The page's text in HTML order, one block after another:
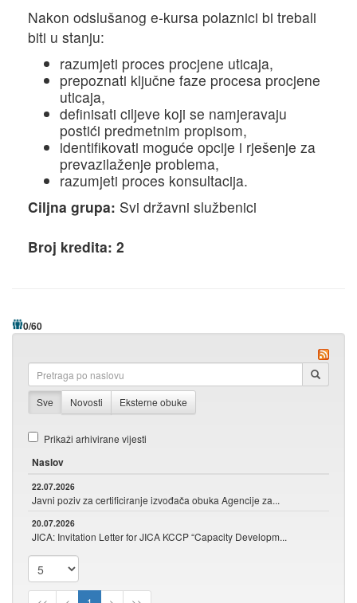
Nakon odslušanog e-kursa polaznici bi trebali
biti u stanju:
razumjeti proces procjene uticaja,
prepoznati ključne faze procesa procjene
uticaja,
definisati ciljeve koji se namjeravaju
postići predmetnim propisom,
identifikovati moguće opcije i rješenje za
prevazilaženje problema,
razumjeti proces konsultacija.
Ciljna grupa: Svi državni službenici
Broj kredita: 2
0/60
Sve Novosti Eksterne obuke
Prikaži arhivirane vijesti
Naslov
22.07.2026
Javni poziv za certificiranje izvođača obuka Agencije za...
20.07.2026
JICA: Invitation Letter for JICA KCCP “Capacity Developm...